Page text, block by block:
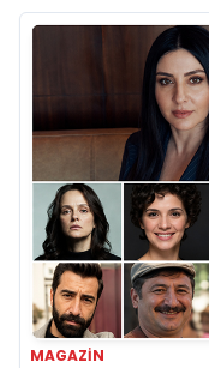
MAGAZIN